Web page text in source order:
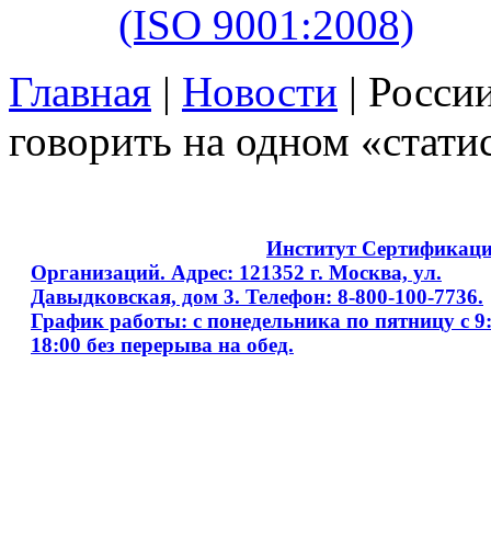
(ISO 9001:2008)
Главная | Новости |
говорить на одном
Институт
Организаций. Адрес: 121352 г. Москва, ул.
Давыдковская, дом 3. Телефон: 8-800-100-7736.
График работы: с понедельника по пятницу с
18:00 без перерыва на обед.